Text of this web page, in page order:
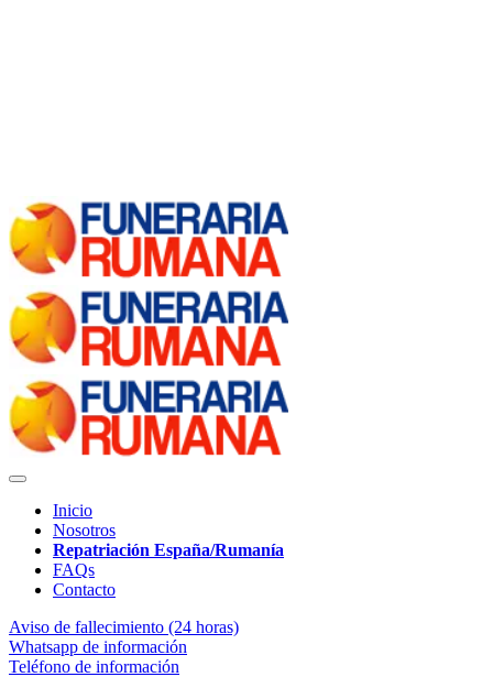
Inicio
Nosotros
Repatriación España/Rumanía
FAQs
Contacto
Aviso de fallecimiento (24 horas)
Whatsapp de información
Teléfono de información